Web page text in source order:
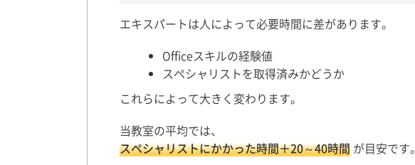
エキスパートは人によって必要時間に差があります。
Officeスキルの経験値
スペシャリストを取得済みかどうか
これらによって大きく変わります。
当教室の平均では、
スペシャリストにかかった時間＋20～40時間 が目安です。